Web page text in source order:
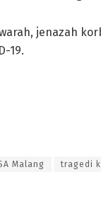
jenazah
19.
Malang tragedi